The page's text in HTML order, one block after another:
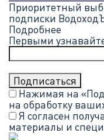
Приоритетный
подписки
Подробнее
Первыми
Нажимая на
на обработку
Я согласен
материалы и